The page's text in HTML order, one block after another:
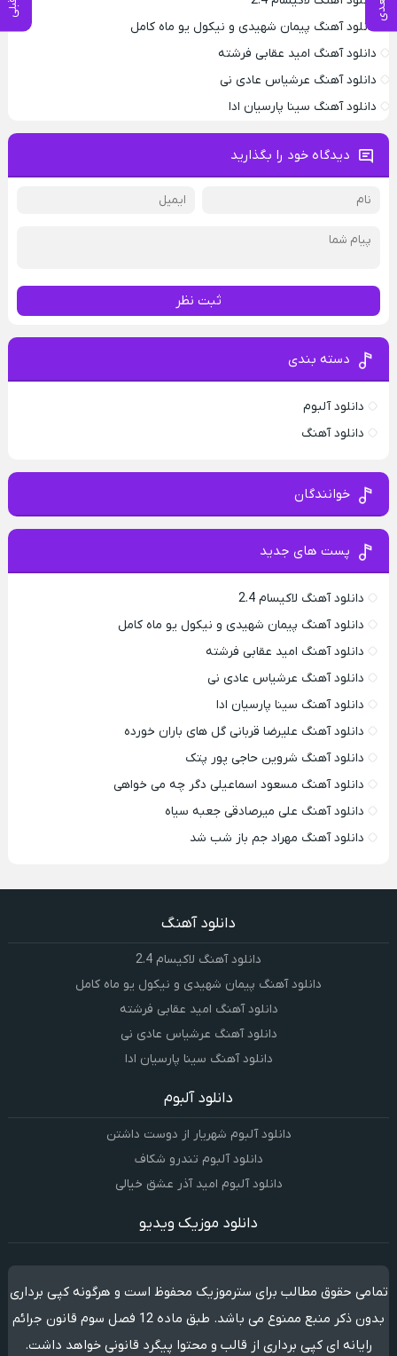
دانلود آهنگ پیمان شهیدی و نیکول یو ماه کامل
دانلود آهنگ امید عقابی فرشته
دانلود آهنگ عرشیاس عادی نی
دانلود آهنگ سینا پارسیان ادا
دیدگاه خود را بگذارید
ثبت نظر
دسته بندی
دانلود آلبوم
دانلود آهنگ
خوانندگان
پست های جدید
دانلود آهنگ لاکیسام 2.4
دانلود آهنگ پیمان شهیدی و نیکول یو ماه کامل
دانلود آهنگ امید عقابی فرشته
دانلود آهنگ عرشیاس عادی نی
دانلود آهنگ سینا پارسیان ادا
دانلود آهنگ علیرضا قربانی گل های باران خورده
دانلود آهنگ شروین حاجی پور پتک
دانلود آهنگ مسعود اسماعیلی دگر چه می خواهی
دانلود آهنگ علی میرصادقی جعبه سیاه
دانلود آهنگ مهراد جم باز شب شد
دانلود آهنگ
دانلود آهنگ لاکیسام 2.4
دانلود آهنگ پیمان شهیدی و نیکول یو ماه کامل
دانلود آهنگ امید عقابی فرشته
دانلود آهنگ عرشیاس عادی نی
دانلود آهنگ سینا پارسیان ادا
دانلود آلبوم
دانلود آلبوم شهریار از دوست داشتن
دانلود آلبوم تندرو شکاف
دانلود آلبوم امید آذر عشق خیالی
دانلود موزیک ویدیو
تمامی حقوق مطالب برای سترموزیک محفوظ است و هرگونه کپی برداری
بدون ذکر منبع ممنوع می باشد. طبق ماده 12 فصل سوم قانون جرائم
رایانه ای کپی برداری از قالب و محتوا پیگرد قانونی خواهد داشت.